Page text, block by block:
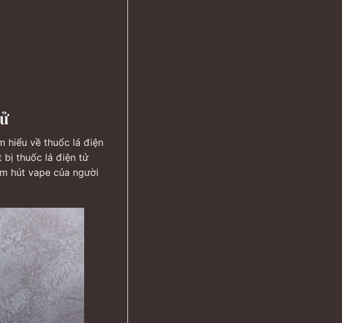
hiểu về thuốc lá điện
bị thuốc lá điện tử
hút vape của người